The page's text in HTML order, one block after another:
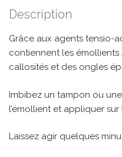
Description
Grâce aux agents tensio-
contiennent les émollients
callosités et des ongles
Imbibez un tampon ou
l’émollient et appliquer
Laissez agir quelques